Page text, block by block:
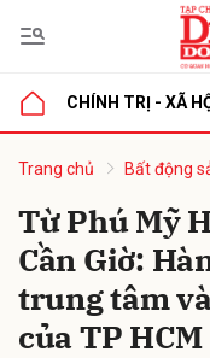
CHÍNH TRỊ - XÃ
Trang chủ Bất động
Từ Phú Mỹ
Cần Giờ:
trung tâm
của TP HCM
luận